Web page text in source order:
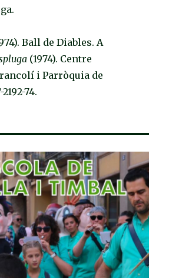
Ball de Diables. A
(1974). Centre
i Parròquia de
74.